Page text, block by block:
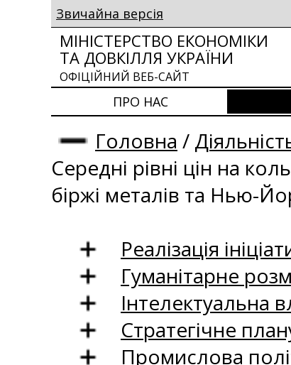
Звичайна версія
МІНІСТЕРСТВО ЕКОНОМІКИ
ТА ДОВКІЛЛЯ УКРАЇНИ
ОФІЦІЙНИЙ ВЕБ-САЙТ
ПРО НАС
Головна /
Середні рівні цін на
біржі металів та Нью-
Реалізація
Гуманітарне
Інтелектуальна
Стратегічне
Промислова